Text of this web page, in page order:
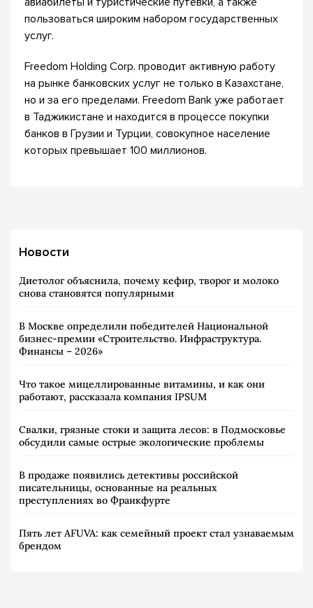
пользоваться широким набором государственных
услуг.
Freedom Holding Corp. проводит активную работу
на рынке банковских услуг не только в Казахстане,
но и за его пределами. Freedom Bank уже работает
в Таджикистане и находится в процессе покупки
банков в Грузии и Турции, совокупное население
которых превышает 100 миллионов.
Новости
Диетолог объяснила, почему кефир, творог и молоко
снова становятся популярными
В Москве определили победителей Национальной
бизнес-премии «Строительство. Инфраструктура.
Финансы – 2026»
Что такое мицеллированные витамины, и как они
работают, рассказала компания IPSUM
Свалки, грязные стоки и защита лесов: в Подмосковье
обсудили самые острые экологические проблемы
В продаже появились детективы российской
писательницы, основанные на реальных
преступлениях во Франкфурте
Пять лет AFUVA: как семейный проект стал узнаваемым
брендом